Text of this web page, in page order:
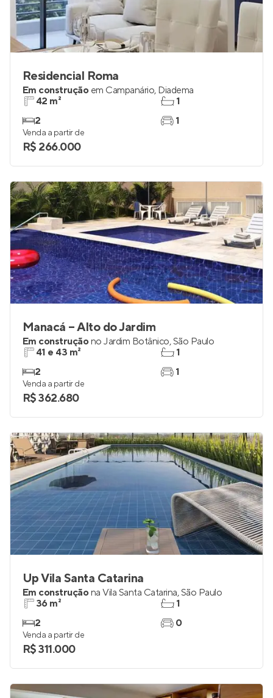
Residencial Roma
Em construção em Campanário, Diadema
42 m²
2
1
1
Venda a partir de
R$ 266.000
Manacá – Alto do Jardim
Em construçãono Jardim Botânico,São Paulo
41 e 43 m²
2
1
1
Venda a partir de
R$ 362.680
Up Vila Santa Catarina
Em construçãona Vila Santa Catarina,São Paulo
36 m²
2
1
0
Venda a partir de
R$ 311.000